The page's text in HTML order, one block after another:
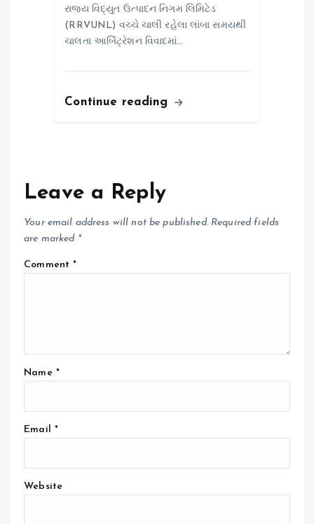
રાજ્ય વિદ્યુત ઉત્પાદન નિગમ લિમિટેડ
(RRVUNL) વચ્ચે ચાલી રહેલા લાંબા સમયથી
ચાલતા આર્બિટ્રેશન વિવાદમાં…
Continue reading
Leave a Reply
Your email address will not be published. Required fields
are marked *
Comment*
Name *
Email *
Website